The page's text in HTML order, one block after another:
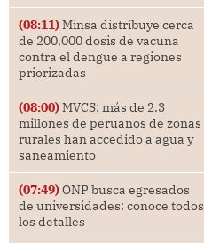
(08:11)Minsa distribuye cerca
de 200,000 dosis de vacuna
contra el dengue a regiones
priorizadas
(08:00)MVCS: más de 2.3
millones de peruanos de zonas
rurales han accedido a agua y
saneamiento
(07:49)ONP busca egresados
de universidades: conoce todos
los detalles